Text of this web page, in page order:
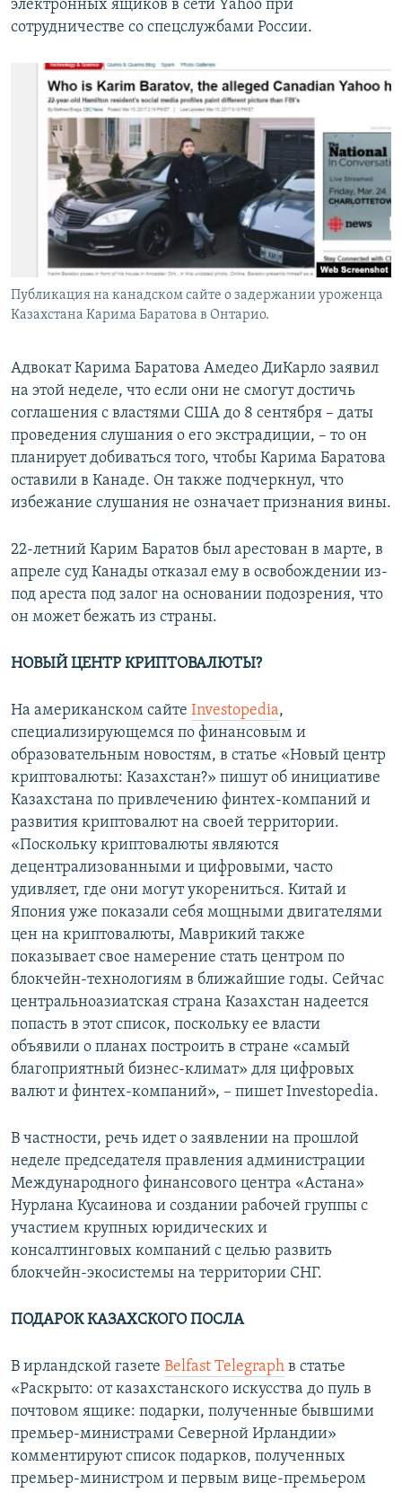
электронных ящиков в сети Yahoo при
сотрудничестве со спецслужбами России.
Публикация на канадском сайте о задержании уроженца
Казахстана Карима Баратова в Онтарио.
Адвокат Карима Баратова Амедео ДиКарло заявил
на этой неделе, что если они не смогут достичь
соглашения с властями США до 8 сентября – даты
проведения слушания о его экстрадиции, – то он
планирует добиваться того, чтобы Карима Баратова
оставили в Канаде. Он также подчеркнул, что
избежание слушания не означает признания вины.
22-летний Карим Баратов был арестован в марте, в
апреле суд Канады отказал ему в освобождении из-
под ареста под залог на основании подозрения, что
он может бежать из страны.
НОВЫЙ ЦЕНТР КРИПТОВАЛЮТЫ?
На американском сайте Investopedia,
специализирующемся по финансовым и
образовательным новостям, в статье «Новый центр
криптовалюты: Казахстан?» пишут об инициативе
Казахстана по привлечению финтех-компаний и
развития криптовалют на своей территории.
«Поскольку криптовалюты являются
децентрализованными и цифровыми, часто
удивляет, где они могут укорениться. Китай и
Япония уже показали себя мощными двигателями
цен на криптовалюты, Маврикий также
показывает свое намерение стать центром по
блокчейн-технологиям в ближайшие годы. Сейчас
центральноазиатская страна Казахстан надеется
попасть в этот список, поскольку ее власти
объявили о планах построить в стране «самый
благоприятный бизнес-климат» для цифровых
валют и финтех-компаний», – пишет Investopedia.
В частности, речь идет о заявлении на прошлой
неделе председателя правления администрации
Международного финансового центра «Астана»
Нурлана Кусаинова и создании рабочей группы с
участием крупных юридических и
консалтинговых компаний с целью развить
блокчейн-экосистемы на территории СНГ.
ПОДАРОК КАЗАХСКОГО ПОСЛА
В ирландской газете Belfast Telegraph в статье
«Раскрыто: от казахстанского искусства до пуль в
почтовом ящике: подарки, полученные бывшими
премьер-министрами Северной Ирландии»
комментируют список подарков, полученных
премьер-министром и первым вице-премьером